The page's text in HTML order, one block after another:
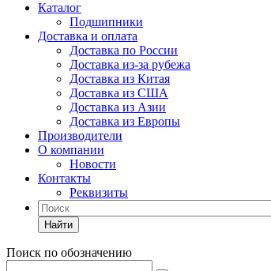
Каталог
Подшипники
Доставка и оплата
Доставка по России
Доставка из-за рубежа
Доставка из Китая
Доставка из США
Доставка из Азии
Доставка из Европы
Производители
О компании
Новости
Контакты
Реквизиты
Найти
Поиск по обозначению